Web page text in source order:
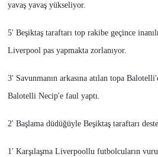
yavaş yavaş yükseliyor.
5' Beşiktaş taraftarı top rakibe geçince
Liverpool pas yapmakta zorlanıyor.
3' Savunmanın arkasına atılan topa
Balotelli Necip'e faul yaptı.
2' Başlama düdüğüyle Beşiktaş taraftarı
1' Karşılaşma Liverpoollu futbolcuların